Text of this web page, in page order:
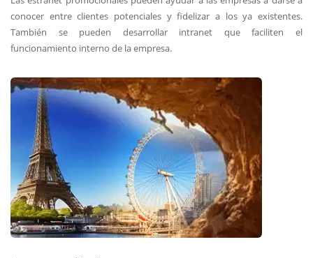
conocer entre clientes potenciales y fidelizar a los ya existentes.
También se pueden desarrollar intranet que faciliten el
funcionamiento interno de la empresa.